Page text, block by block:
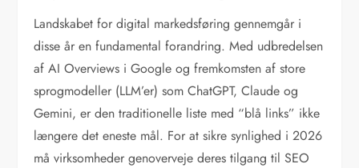
Landskabet for digital markedsføring gennemgår i
disse år en fundamental forandring. Med udbredelsen
af AI Overviews i Google og fremkomsten af store
sprogmodeller (LLM’er) som ChatGPT, Claude og
Gemini, er den traditionelle liste med “blå links” ikke
længere det eneste mål. For at sikre synlighed i 2026
må virksomheder genoverveje deres tilgang til SEO